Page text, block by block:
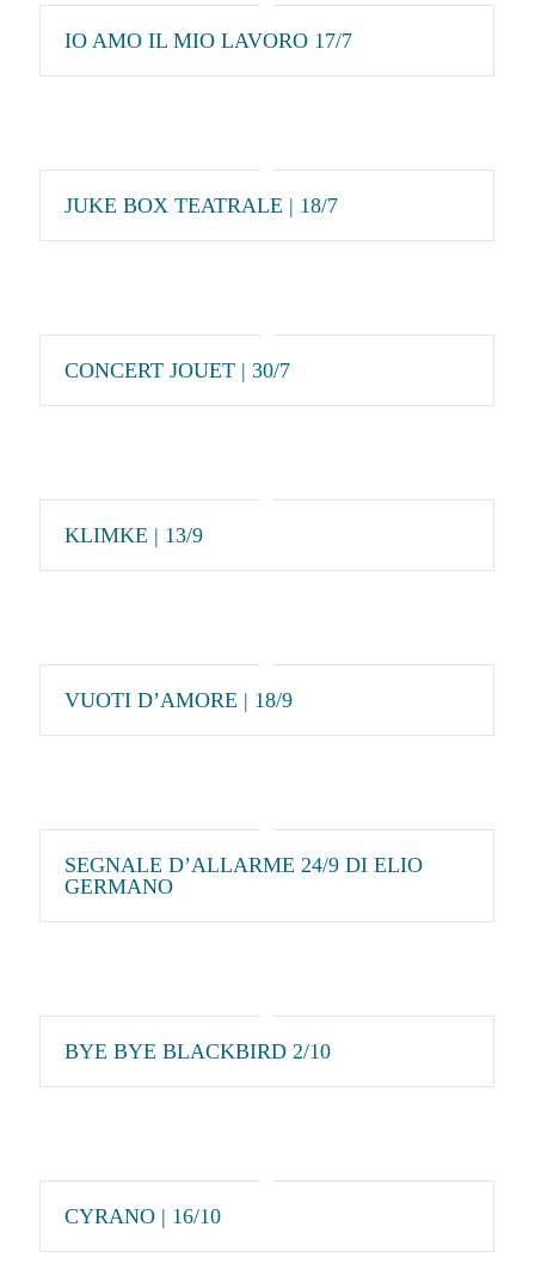
IO AMO IL MIO LAVORO 17/7
JUKE BOX TEATRALE | 18/7
CONCERT JOUET | 30/7
KLIMKE | 13/9
VUOTI D’AMORE | 18/9
SEGNALE D’ALLARME 24/9 DI ELIO
GERMANO
BYE BYE BLACKBIRD 2/10
CYRANO | 16/10